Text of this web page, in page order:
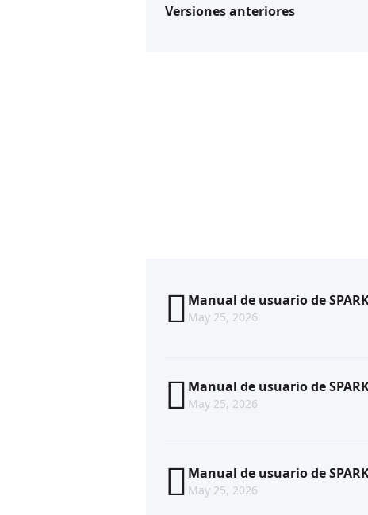
Versiones anteriores
Manual de usuario de
May 25, 2026
Manual de usuario de
May 25, 2026
Manual de usuario de
May 25, 2026